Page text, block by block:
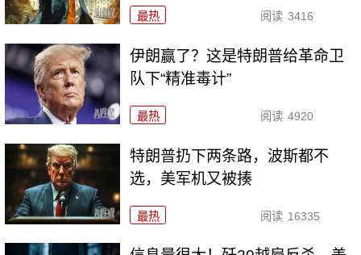
最热 阅读 3416
伊朗赢了？这是特朗普给革命卫
队下“精准毒计”
最热 阅读 4920
特朗普扔下两条路，波斯都不
选，美军机又被揍
最热 阅读 16335